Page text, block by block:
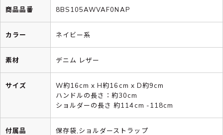
商品品番 8BS105AWVAF0NAP
カラー ネイビー系
素材 デニム レザー
サイズ
W約16cm x H約16cm x D約9cm
ハンドルの長さ：約30cm
ショルダーの長さ 約114cm -118cm
付属品
保存袋,ショルダーストラップ